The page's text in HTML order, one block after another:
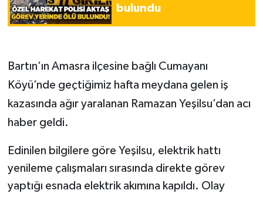
bulundu
Bartın’ın Amasra ilçesine bağlı Cumayanı
Köyü’nde geçtiğimiz hafta meydana gelen iş
kazasında ağır yaralanan Ramazan Yeşilsu’dan acı
haber geldi.
Edinilen bilgilere göre Yeşilsu, elektrik hattı
yenileme çalışmaları sırasında direkte görev
yaptığı esnada elektrik akımına kapıldı. Olay
GÜNDEM
Kilimli
MAGAZİN
Politika
Resmi İlan